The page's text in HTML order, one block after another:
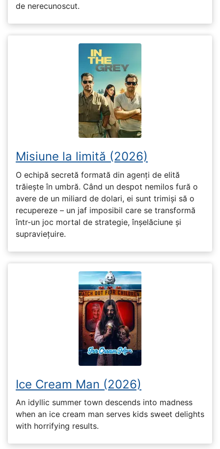
de nerecunoscut.
Misiune la limită (2026)
O echipă secretă formată din agenți de elită
trăiește în umbră. Când un despot nemilos fură o
avere de un miliard de dolari, ei sunt trimiși să o
recupereze – un jaf imposibil care se transformă
într-un joc mortal de strategie, înșelăciune și
supraviețuire.
Ice Cream Man (2026)
An idyllic summer town descends into madness
when an ice cream man serves kids sweet delights
with horrifying results.